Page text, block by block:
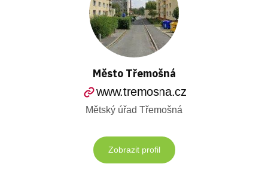
Město Třemošná
www.tremosna.cz
Mětský úřad Třemošná
Zobrazit profil